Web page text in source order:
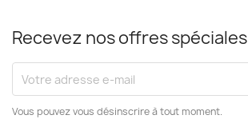
Recevez nos offres spéciales
Vous pouvez vous désinscrire à tout moment.